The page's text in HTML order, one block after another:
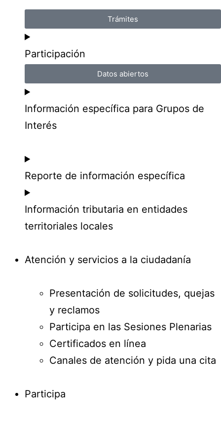
Trámites
Participación
Datos abiertos
Información específica para Grupos de
Interés
Reporte de información específica
Información tributaria en entidades
territoriales locales
Atención y servicios a la ciudadanía
Presentación de solicitudes, quejas
y reclamos
Participa en las Sesiones Plenarias
Certificados en línea
Canales de atención y pida una cita
Participa